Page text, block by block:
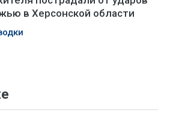
в Херсонской области